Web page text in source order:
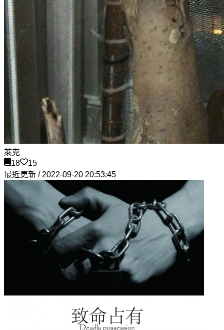
萊克
18
15
最近更新 / 2022-09-20 20:53:45